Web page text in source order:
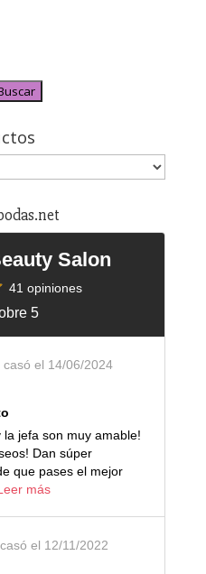
Salon
41 opiniones
5
casó el 14/06/2024
jefa son muy amable!
Dan súper
que pases el mejor
más
casó el 12/11/2022